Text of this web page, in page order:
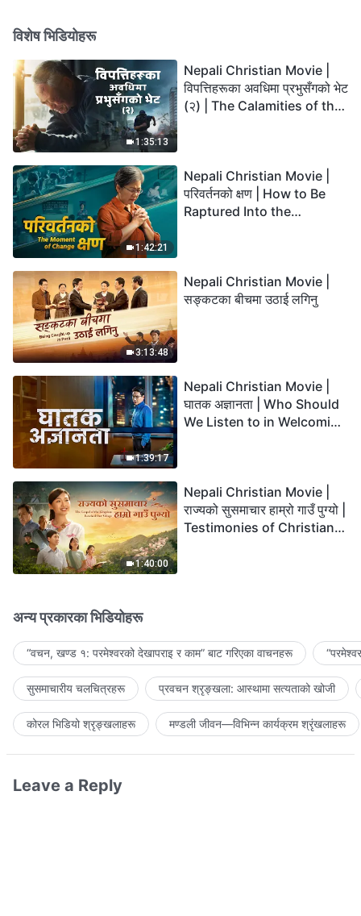
विशेष भिडियोहरू
1:35:13
Nepali Christian Movie |
विपत्तिहरूका अवधिमा प्रभुसँगको भेट
(२) | The Calamities of the
1:42:21
Nepali Christian Movie |
परिवर्तनको क्षण | How to Be
Raptured Into the
3:13:48
Nepali Christian Movie |
सङ्कटका बीचमा उठाई लगिनु
1:39:17
Nepali Christian Movie |
घातक अज्ञानता | Who Should
We Listen to in Welcoming
1:40:00
Nepali Christian Movie |
राज्यको सुसमाचार हाम्रो गाउँ पुग्यो |
Testimonies of Christians
अन्य प्रकारका भिडियोहरू
“वचन, खण्ड १: परमेश्‍वरको देखापराइ र काम” बाट गरिएका वाचनहरू
सुसमाचारीय चलचित्रहरू प्रवचन श्रृङ्खला: आस्थामा सत्यताको खोजी
कोरल भिडियो श्रृङ्खलाहरू मण्डली जीवन—विभिन्‍न कार्यक्रम श्रृंखलाहरू
Leave a Reply